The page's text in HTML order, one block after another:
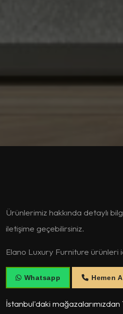
Ürünlerimiz hakkında detaylı
iletişime geçebilirsiniz.
Elano Luxury Furniture ürünleri
Whatsapp Hemen
İstanbul'daki